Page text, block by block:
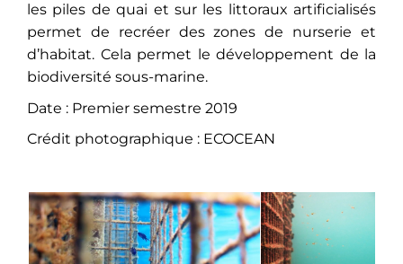
les piles de quai et sur les littoraux artificialisés
permet de recréer des zones de nurserie et
d’habitat. Cela permet le développement de la
biodiversité sous-marine.
Date : Premier semestre 2019
Crédit photographique : ECOCEAN